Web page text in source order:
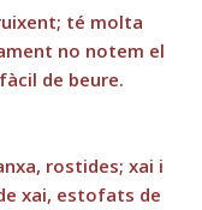
té molta
no notem el
de beure.
rostides; xai i
xai, estofats de